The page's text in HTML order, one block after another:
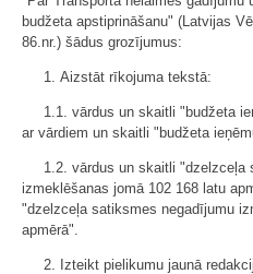
budžeta apstiprināšanu" (Latvijas
86.nr.) šādus grozījumus:
1. Aizstāt rīkojuma tekstā:
1.1. vārdus un skaitli "budžeta
ar vārdiem un skaitli "budžeta
1.2. vārdus un skaitli "dzelzceļa
izmeklēšanas jomā 102 168 latu
"dzelzceļa satiksmes negadījumu
apmērā".
2. Izteikt pielikumu jaunā